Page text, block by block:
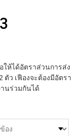
ให้ได้อัตราส่วนการส่ง
ตัว เฟืองจะต้องมีอัตรา
นร่วมกันได้